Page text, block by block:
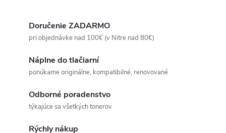
Doručenie ZADARMO
pri objednávke nad 100€ (v Nitre nad 80€)
Náplne do tlačiarní
ponúkame originálne, kompatibilné, renovované
Odborné poradenstvo
týkajúce sa všetkých tonerov
Rýchly nákup